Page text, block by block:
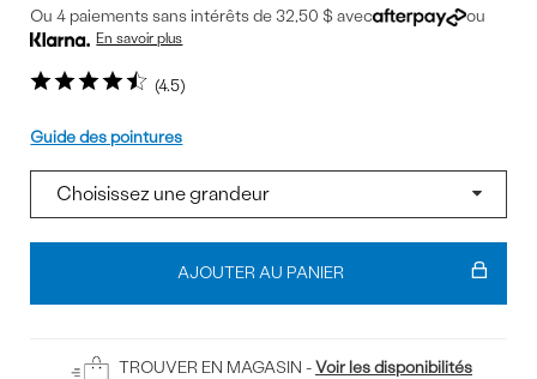
4.5
Ou 4 paiements sans intérêts de 32,50 $ avec ou
En savoir plus
Pointure
Guide des pointures
Ajouter
panier
AJOUTER AU PANIER
TROUVER EN MAGASIN -Voir les disponibilités